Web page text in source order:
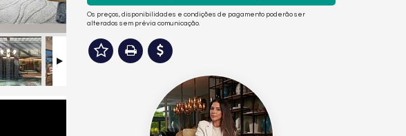
Os preços, disponibilidades e condições de pagamento poderão ser
alterados sem prévia comunicação.